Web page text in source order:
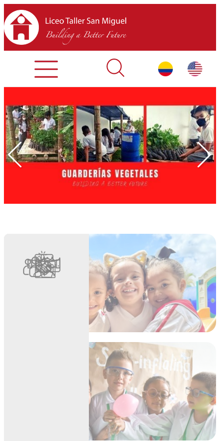
Admisiones Contáctenos
INICIO
SOBRE LTSM
SECCIONES
EQUIPO